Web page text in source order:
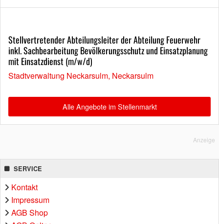
Stellvertretender Abteilungsleiter der Abteilung Feuerwehr
inkl. Sachbearbeitung Bevölkerungsschutz und Einsatzplanung
mit Einsatzdienst (m/w/d)
Stadtverwaltung Neckarsulm, Neckarsulm
Alle Angebote im Stellenmarkt
Anzeige
SERVICE
Kontakt
Impressum
AGB Shop